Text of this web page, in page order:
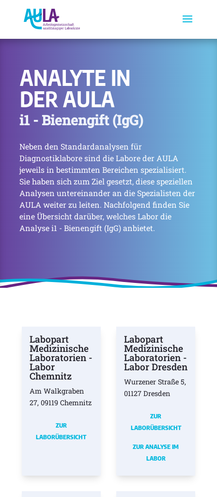
ANALYTE IN
DER AULA
i1 - Bienengift (IgG)
Neben den Standardanalysen für
Diagnostiklabore sind die Labore der AULA
jeweils in bestimmten Bereichen spezialisiert.
Sie haben sich zum Ziel gesetzt, diese speziellen
Analysen untereinander an die Spezialisten der
AULA weiter zu leiten. Nachfolgend finden Sie
eine Übersicht darüber, welches Labor die
Analyse i1 - Bienengift (IgG) anbietet.
Labopart
Medizinische
Laboratorien -
Labor
Chemnitz
Am Walkgraben
27, 09119 Chemnitz
ZUR
LABORÜBERSICHT
Labopart
Medizinische
Laboratorien -
Labor Dresden
Wurzener Straße 5,
01127 Dresden
ZUR
LABORÜBERSICHT
ZUR ANALYSE IM
LABOR